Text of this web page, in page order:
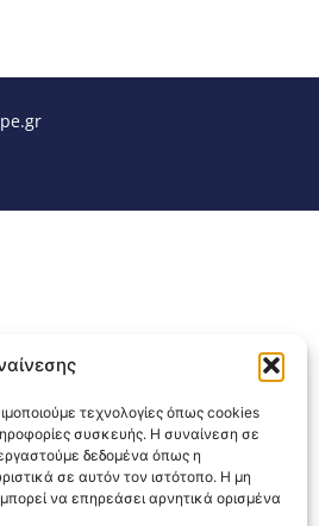
τεχνολογίες όπως cookies
συσκευής. Η συναίνεση σε
δεδομένα όπως η
σε αυτόν τον ιστότοπο. Η μη
να επηρεάσει αρνητικά ορισμένα